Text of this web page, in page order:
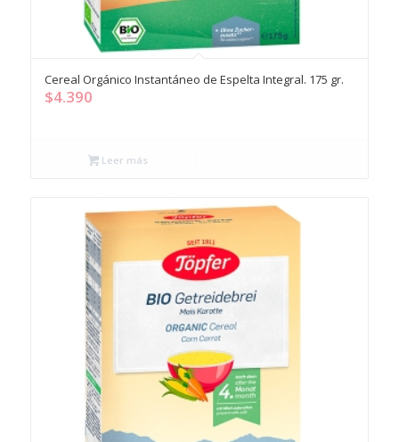
Cereal Orgánico Instantáneo de Espelta Integral. 175 gr.
$4.390
Leer más